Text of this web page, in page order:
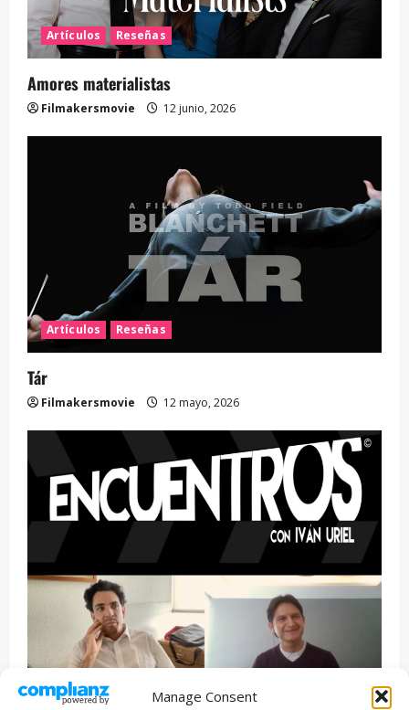
Manage Consent
Artículos Reseñas
Amores materialistas
Filmakersmovie 12 junio, 2026
Artículos Reseñas
Tár
Filmakersmovie 12 mayo, 2026
Entrevista Series